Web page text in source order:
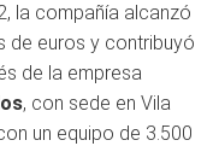
la compañía alcanzó
de euros y contribuyó
de la empresa
, con sede en Vila
un equipo de 3.500